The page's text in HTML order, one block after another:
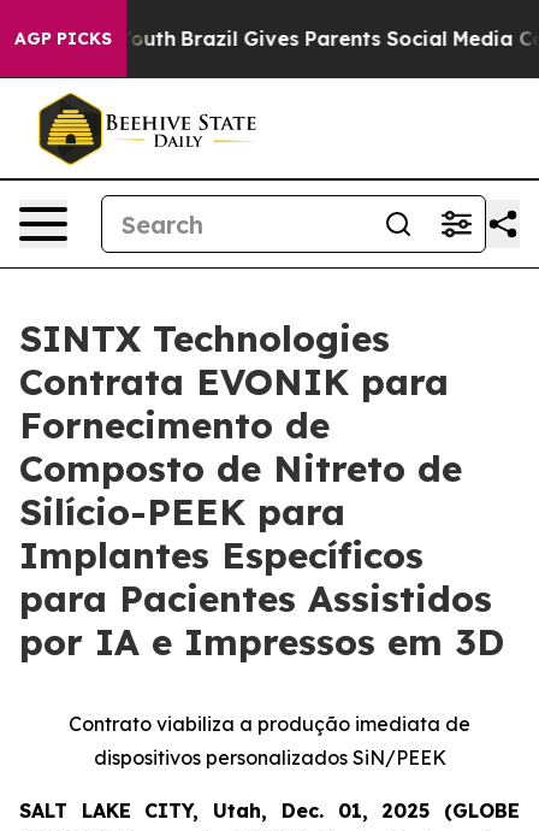
AGP PICKS
Youth Brazil Gives Parents Social Media Controls
SINTX Technologies
Contrata EVONIK para
Fornecimento de
Composto de Nitreto de
Silício-PEEK para
Implantes Específicos
para Pacientes Assistidos
por IA e Impressos em 3D
Contrato viabiliza a produção imediata de
dispositivos personalizados SiN/PEEK
SALT LAKE CITY, Utah, Dec. 01, 2025 (GLOBE